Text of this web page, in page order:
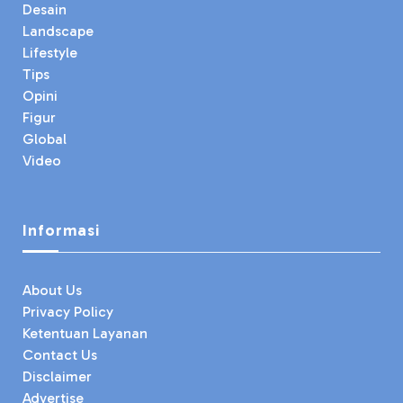
Desain
Landscape
Lifestyle
Tips
Opini
Figur
Global
Video
Informasi
About Us
Privacy Policy
Ketentuan Layanan
Contact Us
Disclaimer
Advertise